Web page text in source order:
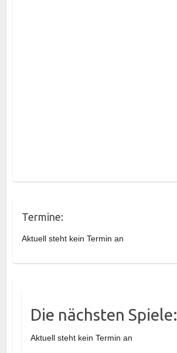
Termine:
Aktuell steht kein Termin an
Die nächsten Spiele:
Aktuell steht kein Termin an